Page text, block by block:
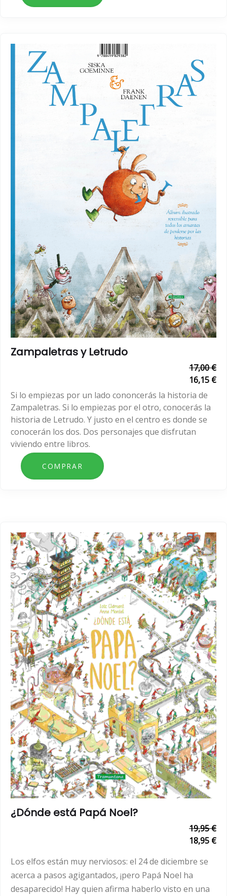
Zampaletras y Letrudo
17,00 €
16,15 €
Si lo empiezas por un lado cononcerás la historia de
Zampaletras. Si lo empiezas por el otro, conocerás la
historia de Letrudo. Y justo en el centro es donde se
conocerán los dos. Dos personajes que disfrutan
viviendo entre libros.
¿Dónde está Papá Noel?
19,95 €
18,95 €
Los elfos están muy nerviosos: el 24 de diciembre se
acerca a pasos agigantados, ¡pero Papá Noel ha
desaparecido! Hay quien afirma haberlo visto en una